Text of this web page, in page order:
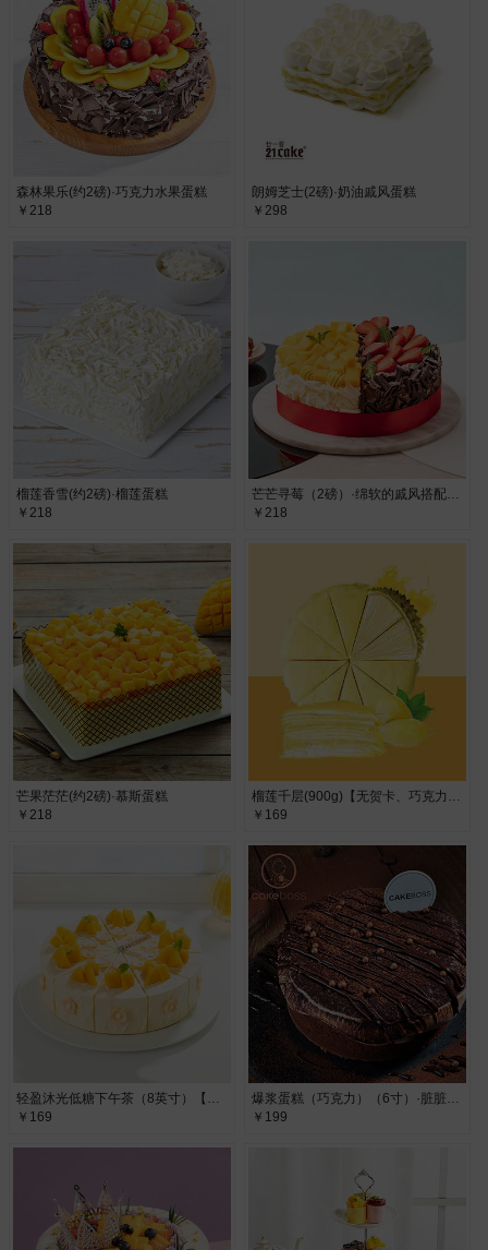
森林果乐(约2磅)·巧克力水果蛋糕
￥218
朗姆芝士(2磅)·奶油戚风蛋糕
￥298
榴莲香雪(约2磅)·榴莲蛋糕
￥218
芒芒寻莓（2磅）·绵软的戚风搭配甜润多汁的草莓和鲜芒
￥218
芒果茫茫(约2磅)·慕斯蛋糕
￥218
榴莲千层(900g)【无贺卡、巧克力牌、蜡烛、生日帽】·
￥169
轻盈沐光低糖下午茶（8英寸）【无贺卡、巧克力牌、蜡烛、生日帽】·奶油柔和清爽，轻盈控甜焕新活力
￥169
爆浆蛋糕（巧克力）（6寸）·脏脏黑巧奶盖爆浆蛋糕
￥199